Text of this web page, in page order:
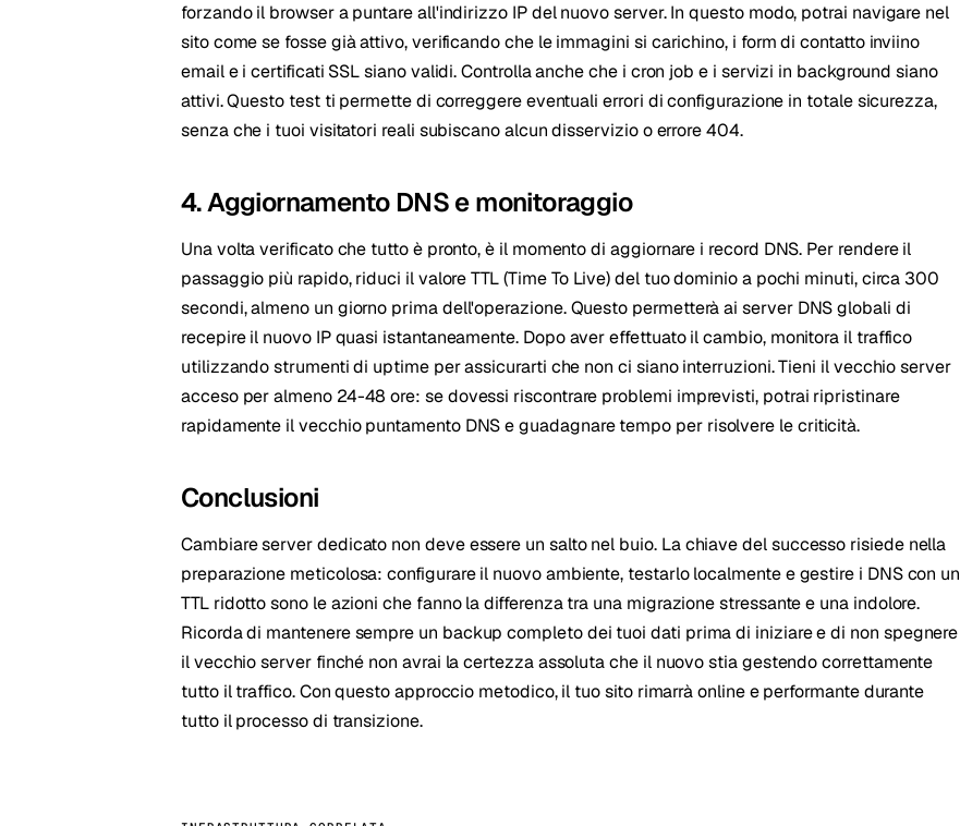
forzando il browser a puntare all'indirizzo IP del nuovo server. In questo modo, potrai navigare nel
sito come se fosse già attivo, verificando che le immagini si carichino, i form di contatto inviino
email e i certificati SSL siano validi. Controlla anche che i cron job e i servizi in background siano
attivi. Questo test ti permette di correggere eventuali errori di configurazione in totale sicurezza,
senza che i tuoi visitatori reali subiscano alcun disservizio o errore 404.
4. Aggiornamento DNS e monitoraggio
Una volta verificato che tutto è pronto, è il momento di aggiornare i record DNS. Per rendere il
passaggio più rapido, riduci il valore TTL (Time To Live) del tuo dominio a pochi minuti, circa 300
secondi, almeno un giorno prima dell'operazione. Questo permetterà ai server DNS globali di
recepire il nuovo IP quasi istantaneamente. Dopo aver effettuato il cambio, monitora il traffico
utilizzando strumenti di uptime per assicurarti che non ci siano interruzioni. Tieni il vecchio server
acceso per almeno 24-48 ore: se dovessi riscontrare problemi imprevisti, potrai ripristinare
rapidamente il vecchio puntamento DNS e guadagnare tempo per risolvere le criticità.
Conclusioni
Cambiare server dedicato non deve essere un salto nel buio. La chiave del successo risiede nella
preparazione meticolosa: configurare il nuovo ambiente, testarlo localmente e gestire i DNS con un
TTL ridotto sono le azioni che fanno la differenza tra una migrazione stressante e una indolore.
Ricorda di mantenere sempre un backup completo dei tuoi dati prima di iniziare e di non spegnere
il vecchio server finché non avrai la certezza assoluta che il nuovo stia gestendo correttamente
tutto il traffico. Con questo approccio metodico, il tuo sito rimarrà online e performante durante
tutto il processo di transizione.